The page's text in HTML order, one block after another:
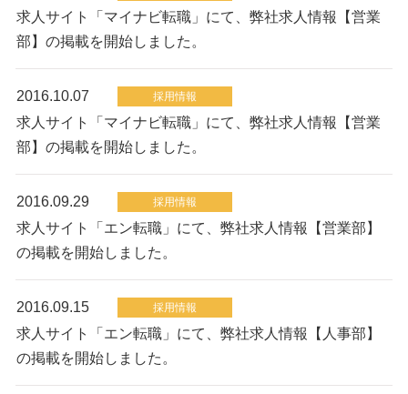
求人サイト「マイナビ転職」にて、弊社求人情報【営業
部】の掲載を開始しました。
2016.10.07 採用情報
求人サイト「マイナビ転職」にて、弊社求人情報【営業
部】の掲載を開始しました。
2016.09.29 採用情報
求人サイト「エン転職」にて、弊社求人情報【営業部】
の掲載を開始しました。
2016.09.15 採用情報
求人サイト「エン転職」にて、弊社求人情報【人事部】
の掲載を開始しました。